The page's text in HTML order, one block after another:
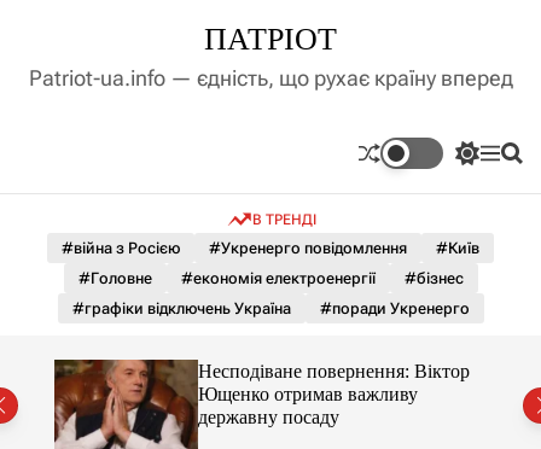
д
у
ПАТРІОТ
Patriot-ua.info — єдність, що рухає країну вперед
П
м
к
а
о
М П
В ТРЕНДІ
#війна з Росією #Укренерго повідомлення
#Київ
#Головне
#економія електроенергії
#бізнес
#графіки відключень Україна
#поради Укренерго
Несподіване повернення: Віктор
Ющенко отримав важливу
державну посаду